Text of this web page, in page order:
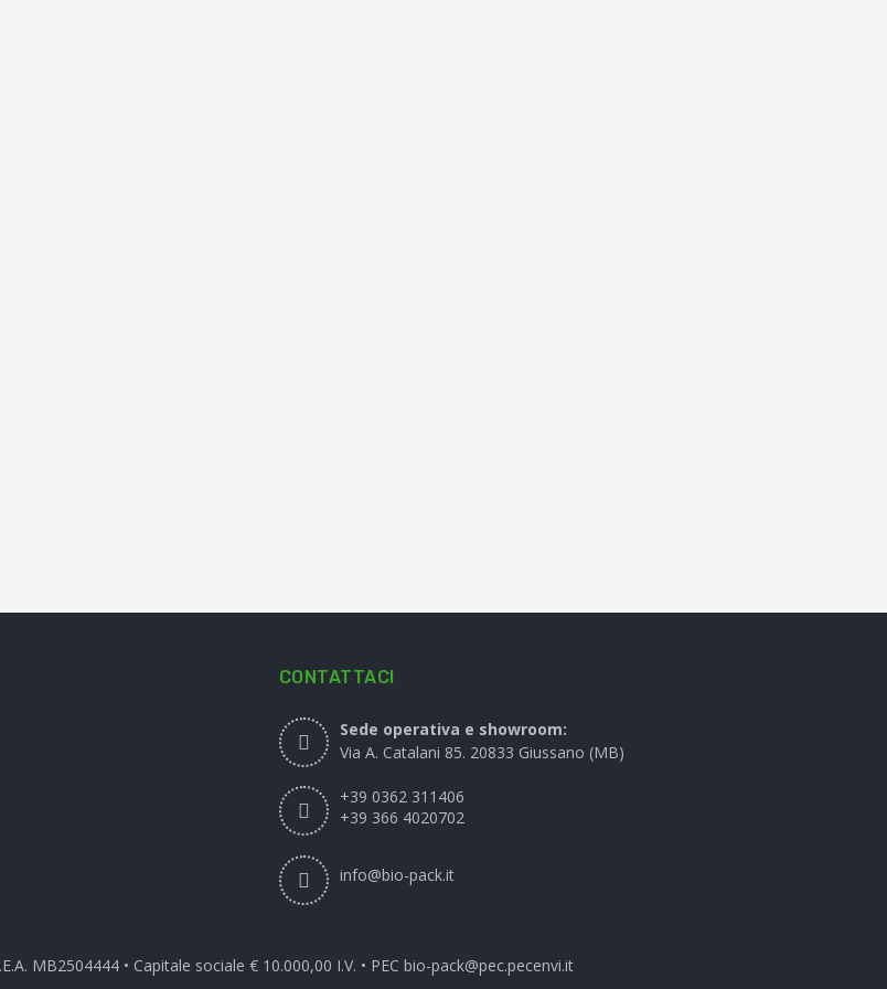
CONTATTACI
Sede operativa e showroom:
Via A. Catalani 85. 20833 Giussano (MB)
+39 0362 311406
+39 366 4020702
info@bio-pack.it
MB2504444 • Capitale sociale € 10.000,00 I.V. • PEC bio-pack@pec.pecenvi.it